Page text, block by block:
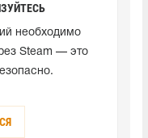
необходимо
Steam — это